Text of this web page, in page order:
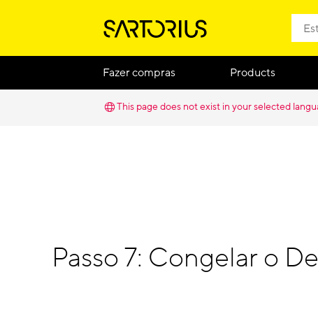
Fazer compras Products
This page does not exist in your selected
Passo 7: Congelar o